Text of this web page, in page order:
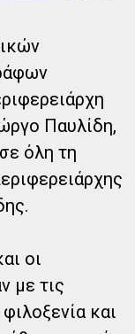
Παυλίδη,
όλη τη
οι
με τις
και